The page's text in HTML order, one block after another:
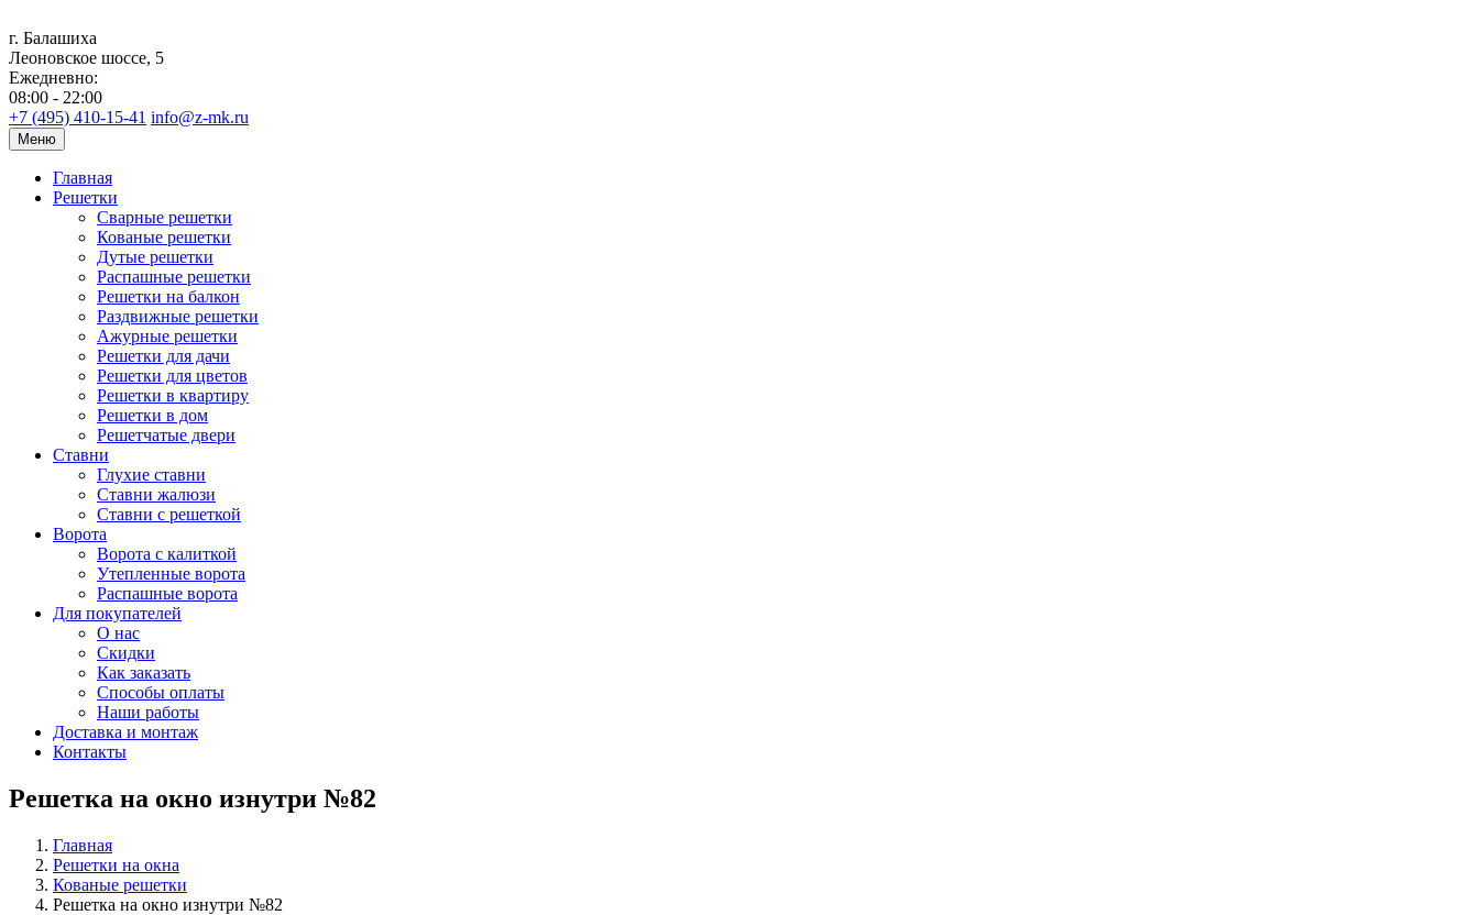
г. Балашиха
Леоновское шоссе, 5
Ежедневно:
08:00 - 22:00
+7 (495) 410-15-41 info@z-mk.ru
Меню
Главная
Решетки
Сварные решетки
Кованые решетки
Дутые решетки
Распашные решетки
Решетки на балкон
Раздвижные решетки
Ажурные решетки
Решетки для дачи
Решетки для цветов
Решетки в квартиру
Решетки в дом
Решетчатые двери
Ставни
Глухие ставни
Ставни жалюзи
Ставни с решеткой
Ворота
Ворота с калиткой
Утепленные ворота
Распашные ворота
Для покупателей
О нас
Скидки
Как заказать
Способы оплаты
Наши работы
Доставка и монтаж
Контакты
Решетка на окно изнутри №82
Главная
Решетки на окна
Кованые решетки
Решетка на окно изнутри №82